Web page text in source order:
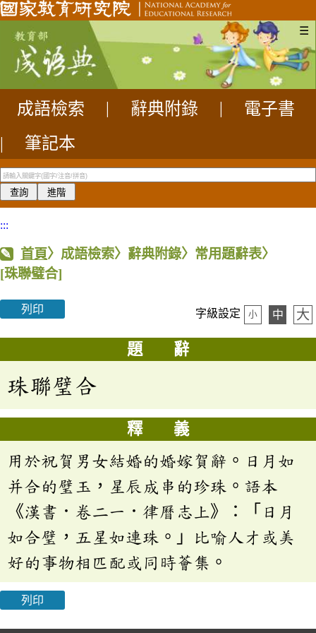
☰
成語檢索 辭典附錄
電子書
|
筆記本
:::
首頁〉成語檢索〉辭典附錄〉常用題辭表〉
[珠聯璧合]
列印 字級設定 小 中 大
題 辭
珠聯璧合
釋 義
用於祝賀男女結婚的婚嫁賀辭。日月如
并合的璧玉，星辰成串的珍珠。語本
《漢書．卷二一．律曆志上》：「日月
如合璧，五星如連珠。」比喻人才或美
好的事物相匹配或同時薈集。
列印